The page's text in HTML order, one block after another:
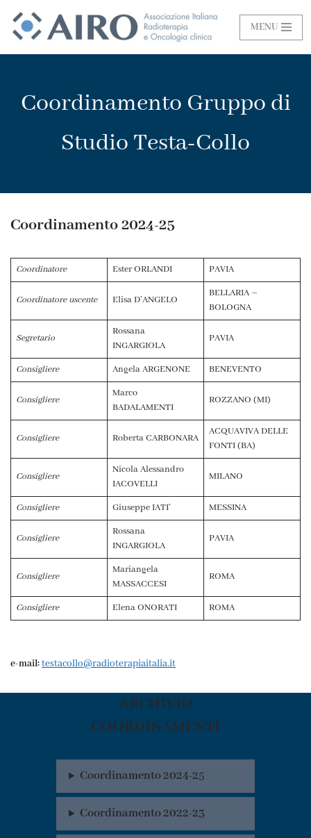
Vai
al
MENU
Coordinamento Gruppo di
Studio Testa-Collo
Coordinamento 2024-25
Coordinatore Ester ORLANDI PAVIA
Coordinatore uscente Elisa D’ANGELO
BELLARIA –
BOLOGNA
Segretario
Rossana
INGARGIOLA
PAVIA
Consigliere Angela ARGENONE BENEVENTO
Consigliere
Marco
BADALAMENTI
ROZZANO (MI)
Consigliere Roberta CARBONARA
ACQUAVIVA DELLE
FONTI (BA)
Consigliere
Nicola Alessandro
IACOVELLI
MILANO
Consigliere Giuseppe IATI’ MESSINA
Consigliere
Rossana
INGARGIOLA
PAVIA
Consigliere
Mariangela
MASSACCESI
ROMA
Consigliere Elena ONORATI ROMA
e-mail:testacollo@radioterapiaitalia.it
ARCHIVIO
COORDINAMENTI
Coordinamento 2024-25
Coordinamento 2022-23